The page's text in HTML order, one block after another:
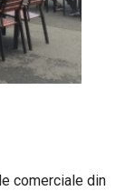
comerciale din